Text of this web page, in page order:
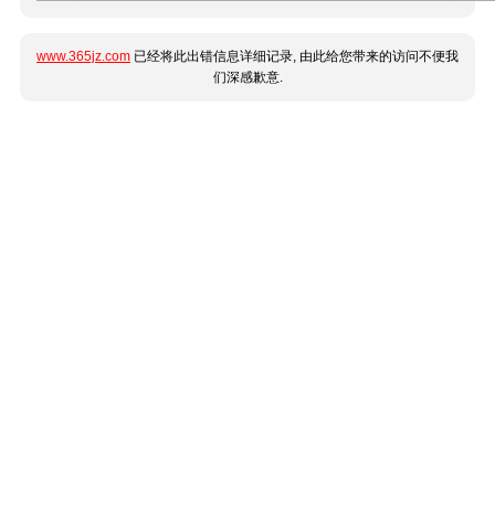
www.365jz.com 已经将此出错信息详细记录, 由此给您带来的访问不便我
们深感歉意.